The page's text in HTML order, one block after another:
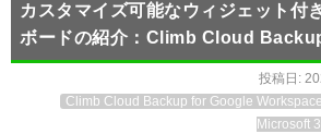
カスタマイズ可能なウィジェット付
ボードの紹介：Climb Cloud
投稿日:
Climb Cloud Backup for Google Workspace
Microsoft